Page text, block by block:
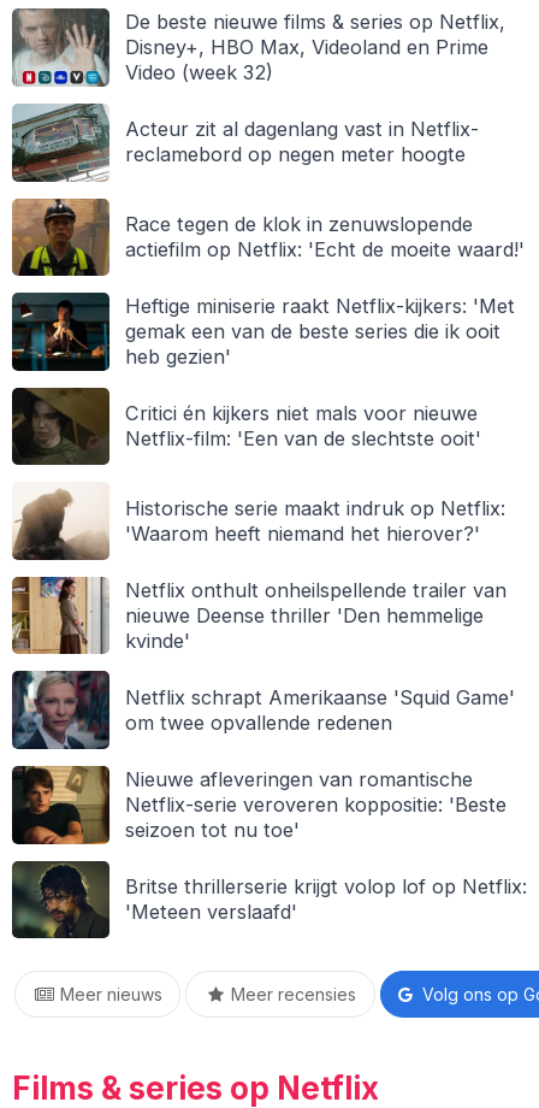
De beste nieuwe films & series op Netflix,
Disney+, HBO Max, Videoland en Prime
Video (week 32)
Acteur zit al dagenlang vast in Netflix-
reclamebord op negen meter hoogte
Race tegen de klok in zenuwslopende
actiefilm op Netflix: 'Echt de moeite waard!'
Heftige miniserie raakt Netflix-kijkers: 'Met
gemak een van de beste series die ik ooit
heb gezien'
Critici én kijkers niet mals voor nieuwe
Netflix-film: 'Een van de slechtste ooit'
Historische serie maakt indruk op Netflix:
'Waarom heeft niemand het hierover?'
Netflix onthult onheilspellende trailer van
nieuwe Deense thriller 'Den hemmelige
kvinde'
Netflix schrapt Amerikaanse 'Squid Game'
om twee opvallende redenen
Nieuwe afleveringen van romantische
Netflix-serie veroveren koppositie: 'Beste
seizoen tot nu toe'
Britse thrillerserie krijgt volop lof op Netflix:
'Meteen verslaafd'
Meer nieuws Meer recensies Volg ons op
Films & series op Netflix